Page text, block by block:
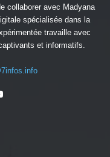
collaborer avec Madyana
spécialisée dans la
travaille avec
et informatifs.